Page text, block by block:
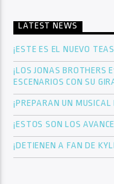
LATEST NEWS
¡ESTE ES EL NUEVO
¡LOS JONAS BROTHERS
ESCENARIOS CON SU
¡PREPARAN UN MUSICAL
¡ESTOS SON LOS
¡DETIENEN A FAN DE